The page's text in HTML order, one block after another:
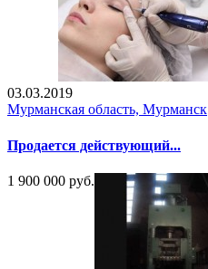
03.03.2019
Мурманская область, Мурманск
Продается действующий...
1 900 000 руб.